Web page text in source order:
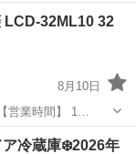
LCD-32ML10 32
8月10日
羽島店 【営業時間】 1…
冷蔵庫❄️2026年